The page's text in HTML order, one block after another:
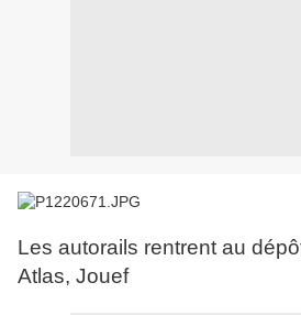
Les autorails rentrent au
Atlas, Jouef